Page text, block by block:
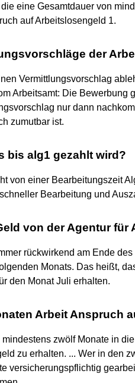
eine Gesamtdauer von
auf Arbeitslosengeld 1.
der
Vermittlungsvorschlag
Arbeitsamt: Die Bewerbung
nur dann
zumutbar ist.
bis alg1 gezahlt wird?
von einer Bearbeitungszeit
Bearbeitung und
von der Agentur für
rückwirkend am Ende
Monats. Das heißt,
den Monat Juli erhalten.
Arbeit Anspruch
mindestens zwölf Monate in
zu erhalten. ... Wer in den
versicherungspflichtig